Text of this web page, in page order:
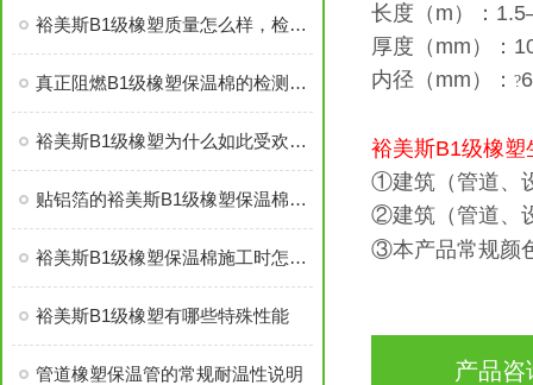
裕美斯B1级橡塑质量怎么样，检测复试能过吗
真正阻燃B1级橡塑保温棉的检测标准及技术指标
裕美斯B1级橡塑为什么如此受欢迎——价格低质量好
贴铝箔的裕美斯B1级橡塑保温棉优点技术指标
裕美斯B1级橡塑保温棉施工时怎样选配及体积计算方法
裕美斯B1级橡塑有哪些特殊性能
管道橡塑保温管的常规耐温性说明
长度（m）：
厚度（mm）：
内径（mm）： ?
裕美斯B1级橡
①建筑（管道、
②建筑（管道、
③本产品常规颜
产品咨